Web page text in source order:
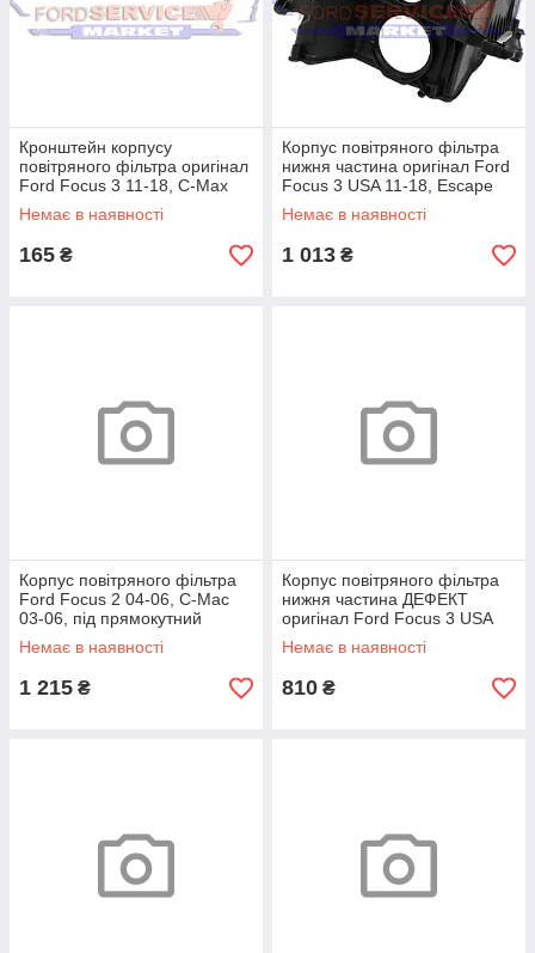
Кронштейн корпусу
повітряного фільтра оригінал
Ford Focus 3 11-18, C-Max
11-18, Kuga 13-19, Escape
17-19,
Немає в наявності
165 ₴
Корпус повітряного фільтра
нижня частина оригінал Ford
Focus 3 USA 11-18, Escape
13-18, Lincoln MKC 15-19 для
Немає в наявності
1 013 ₴
Корпус повітряного фільтра
Ford Focus 2 04-06, C-Mac
03-06, під прямокутний
фільтр
Немає в наявності
1 215 ₴
Корпус повітряного фільтра
нижня частина ДЕФЕКТ
оригінал Ford Focus 3 USA
11-18, Escape 13-18, Lincoln
MKC 15-19
Немає в наявності
810 ₴